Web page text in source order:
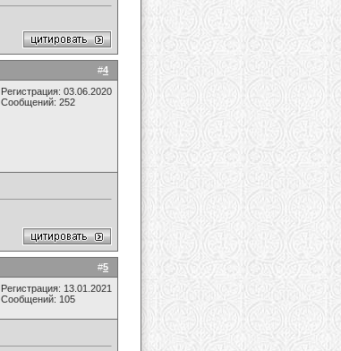
#4
Регистрация: 03.06.2020
Сообщений: 252
#5
Регистрация: 13.01.2021
Сообщений: 105